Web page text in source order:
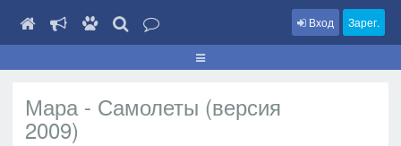
Вход Зарег.
Мара - Самолеты (версия
2009)